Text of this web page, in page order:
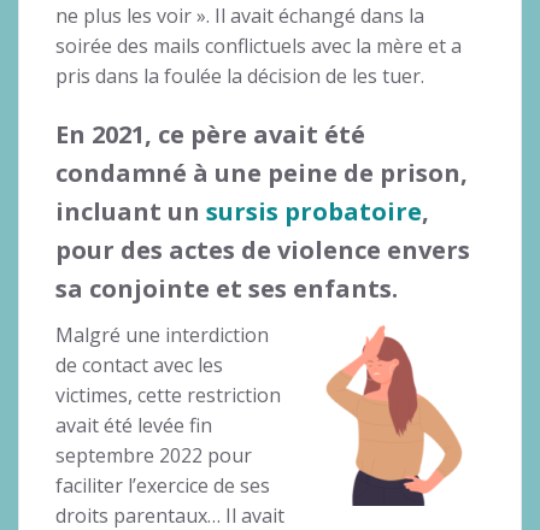
ne plus les voir ». Il avait échangé dans la
soirée des mails conflictuels avec la mère et a
pris dans la foulée la décision de les tuer.
En 2021, ce père avait été
condamné à une peine de prison,
incluant un sursis probatoire,
pour des actes de violence envers
sa conjointe et ses enfants.
Malgré une interdiction
de contact avec les
victimes, cette restriction
avait été levée fin
septembre 2022 pour
faciliter l’exercice de ses
droits parentaux… Il avait